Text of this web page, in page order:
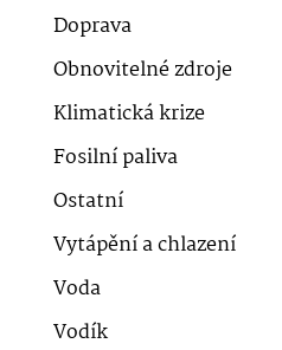
Doprava
Obnovitelné zdroje
Klimatická krize
Fosilní paliva
Ostatní
Vytápění a chlazení
Voda
Vodík